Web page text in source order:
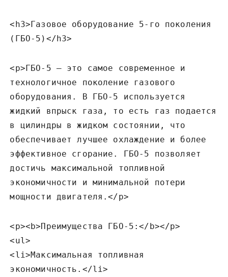
<h3>Газовое оборудование 5-го поколения
(ГБО-5)</h3>
<p>ГБО-5 – это самое современное и
технологичное поколение газового
оборудования. В ГБО-5 используется
жидкий впрыск газа‚ то есть газ подается
в цилиндры в жидком состоянии‚ что
обеспечивает лучшее охлаждение и более
эффективное сгорание. ГБО-5 позволяет
достичь максимальной топливной
экономичности и минимальной потери
мощности двигателя.</p>
<p><b>Преимущества ГБО-5:</b></p>
<ul>
<li>Максимальная топливная
экономичность.</li>